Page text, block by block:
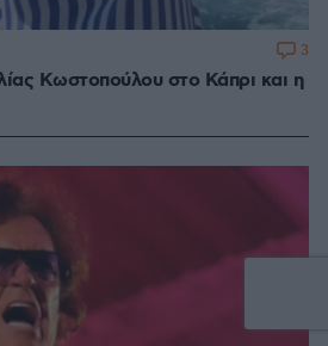
Κωστοπούλου στο Κάπρι και η
3